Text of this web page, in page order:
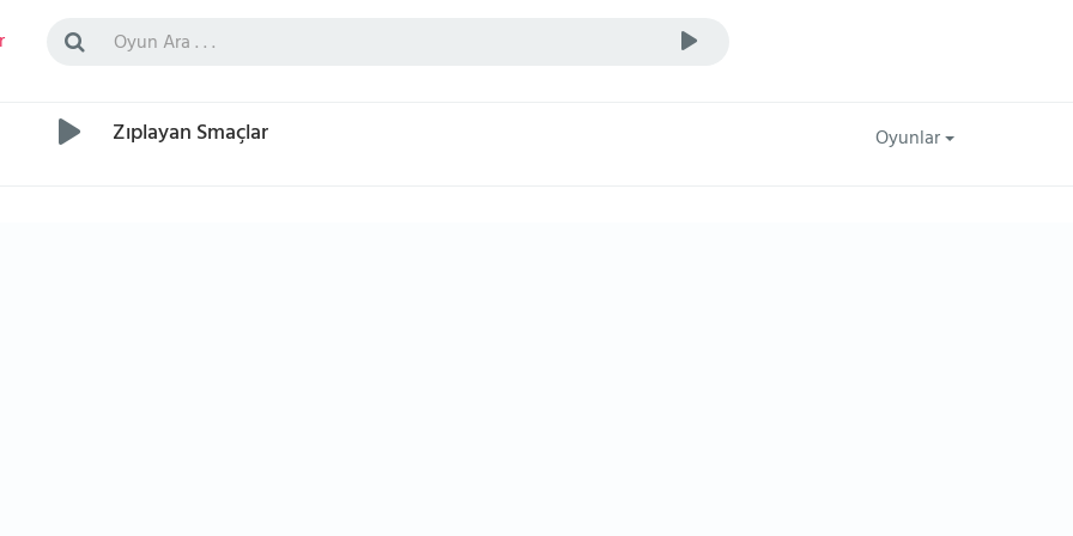
Zıplayan Smaçlar Oyunlar